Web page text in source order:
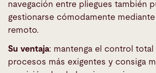
navegación entre pliegues también
gestionarse cómodamente
remoto.
Su ventaja: mantenga el control
procesos más exigentes y consiga